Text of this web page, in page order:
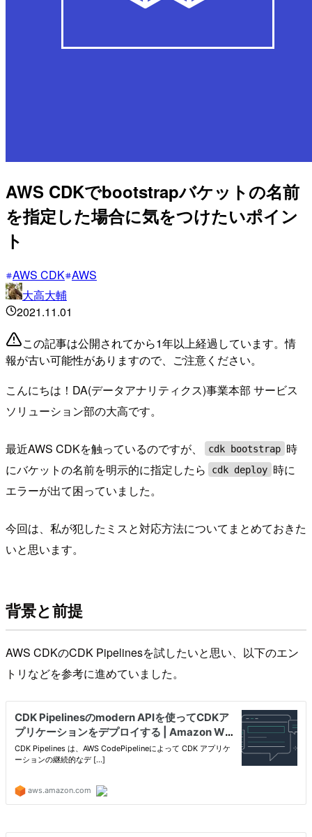
AWS CDKでbootstrapバケットの名前
を指定した場合に気をつけたいポイン
ト
AWS CDK AWS
大高大輔
2021.11.01
この記事は公開されてから1年以上経過しています。情
報が古い可能性がありますので、ご注意ください。
こんにちは！DA(データアナリティクス)事業本部 サービス
ソリューション部の大高です。
最近AWS CDKを触っているのですが、 cdk bootstrap 時
にバケットの名前を明示的に指定したら
cdk deploy 時に
エラーが出て困っていました。
今回は、私が犯したミスと対応方法についてまとめておきた
いと思います。
背景と前提
AWS CDKのCDK Pipelinesを試したいと思い、以下のエン
トリなどを参考に進めていました。